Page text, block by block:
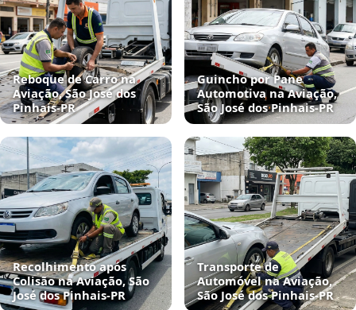
Reboque de Carro na
Aviação, São José dos
Pinhais‑PR
Guincho por Pane
Automotiva na Aviação,
São José dos Pinhais‑PR
Recolhimento após
Colisão na Aviação, São
José dos Pinhais‑PR
Transporte de
Automóvel na Aviação,
São José dos Pinhais‑PR